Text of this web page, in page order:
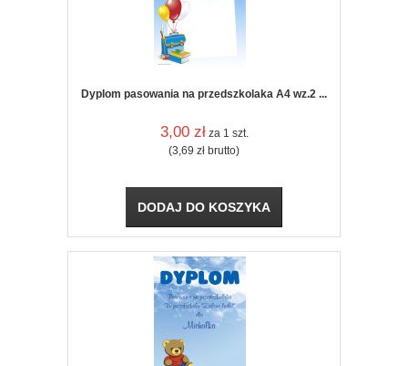
Dyplom pasowania na przedszkolaka A4 wz.2 ...
3,00 złza 1 szt.
(3,69 zł brutto)
DODAJ DO KOSZYKA